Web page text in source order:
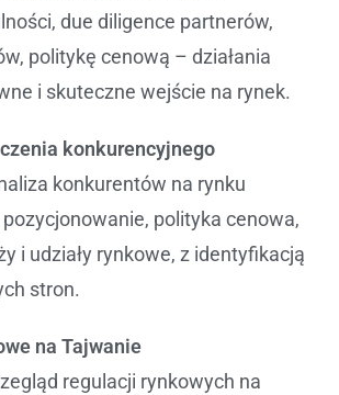
due diligence partnerów,
politykę cenową – działania
i skuteczne wejście na rynek.
konkurencyjnego
konkurentów na rynku
polityka cenowa,
i udziały rynkowe, z identyfikacją
stron.
na Tajwanie
regulacji rynkowych na